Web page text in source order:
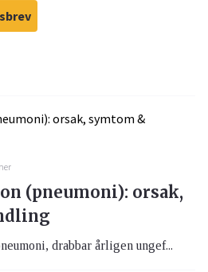
(pneumoni): orsak,
drabbar årligen ungef...